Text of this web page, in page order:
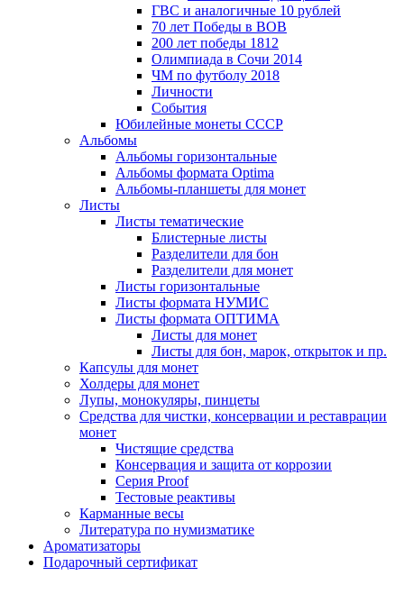
ГВС и аналогичные 10 рублей
70 лет Победы в ВОВ
200 лет победы 1812
Олимпиада в Сочи 2014
ЧМ по футболу 2018
Личности
События
Юбилейные монеты СССР
Альбомы
Альбомы горизонтальные
Альбомы формата Optima
Альбомы-планшеты для монет
Листы
Листы тематические
Блистерные листы
Разделители для бон
Разделители для монет
Листы горизонтальные
Листы формата НУМИС
Листы формата ОПТИМА
Листы для монет
Листы для бон, марок, открыток и пр.
Капсулы для монет
Холдеры для монет
Лупы, монокуляры, пинцеты
Средства для чистки, консервации и реставрации
монет
Чистящие средства
Консервация и защита от коррозии
Серия Proof
Тестовые реактивы
Карманные весы
Литература по нумизматике
Ароматизаторы
Подарочный сертификат